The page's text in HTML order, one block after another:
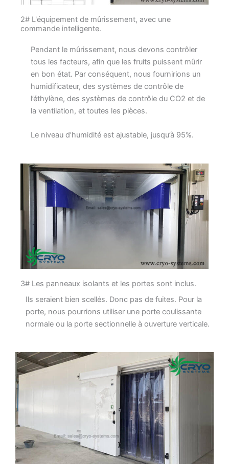
2# L'équipement de mûrissement, avec une
commande intelligente.
Pendant le mûrissement, nous devons contrôler
tous les facteurs, afin que les fruits puissent mûrir
en bon état. Par conséquent, nous fournirions un
humidificateur, des systèmes de contrôle de
l’éthylène, des systèmes de contrôle du CO2 et de
la ventilation, et toutes les pièces.
Le niveau d’humidité est ajustable, jusqu’à 95%.
3# Les panneaux isolants et les portes sont inclus.
Ils seraient bien scellés. Donc pas de fuites. Pour la
porte, nous pourrions utiliser une porte coulissante
normale ou la porte sectionnelle à ouverture verticale.